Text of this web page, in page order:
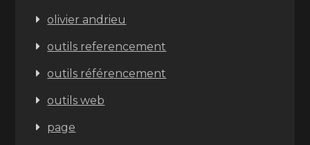
olivier andrieu
outils referencement
outils référencement
outils web
page